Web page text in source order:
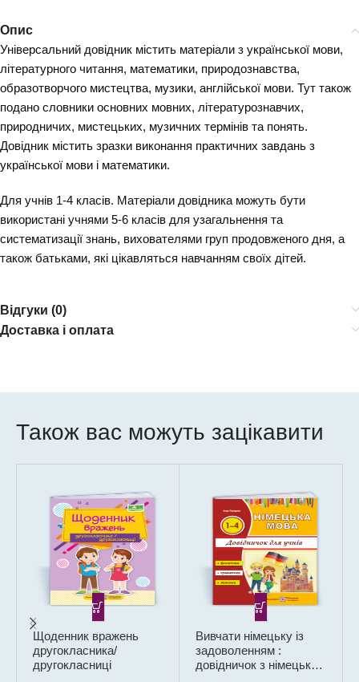
Опис
Універсальний довідник містить матеріали з української мови,
літературного читання, математики, природознавства,
образотворчого мистецтва, музики, англійської мови. Тут також
подано словники основних мовних, літературознавчих,
природничих, мистецьких, музичних термінів та понять.
Довідник містить зразки виконання практичних завдань з
української мови і математики.
Для учнів 1-4 класів. Матеріали довідника можуть бути
використані учнями 5-6 класів для узагальнення та
систематизації знань, вихователями груп продовженого дня, а
також батьками, які цікавляться навчанням своїх дітей.
Відгуки (0)
Доставка і оплата
Також вас можуть зацікавити
Щоденник вражень
другокласника/
другокласниці
Вивчати німецьку із
задоволенням :
довідничок з німецької